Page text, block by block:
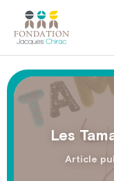
Les
Article